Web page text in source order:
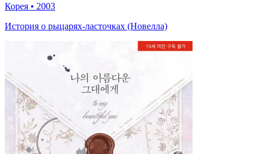
Корея • 2003
История о рыцарях-ласточках (Новелла)